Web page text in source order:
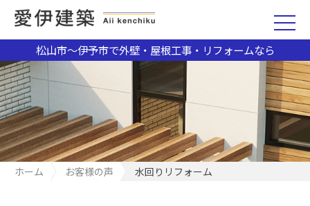
松山市～伊予市で外壁・屋根工事・リフォームなら
ホーム お客様の声 水回りリフォーム